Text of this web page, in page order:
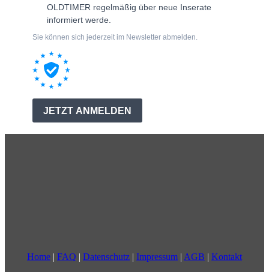
Home | FAQ | Datenschutz | Impressum | AGB | Kontakt